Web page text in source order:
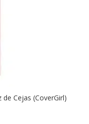
de Cejas (CoverGirl)